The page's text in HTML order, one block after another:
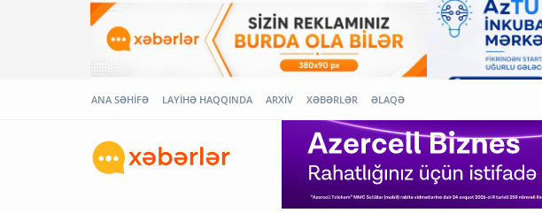
ANA SƏHİFƏ LAYİHƏ HAQQINDA ARXİV XƏBƏRLƏR ƏLAQƏ